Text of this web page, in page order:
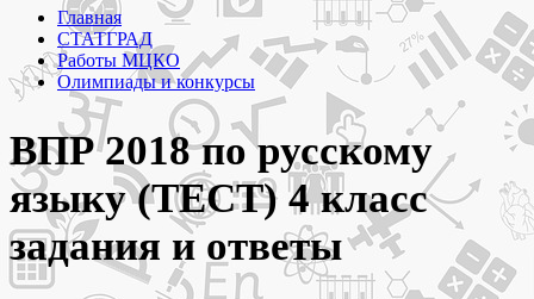
Главная
СТАТГРАД
Работы МЦКО
Олимпиады и конкурсы
ВПР 2018 по русскому
языку (ТЕСТ) 4 класс
задания и ответы